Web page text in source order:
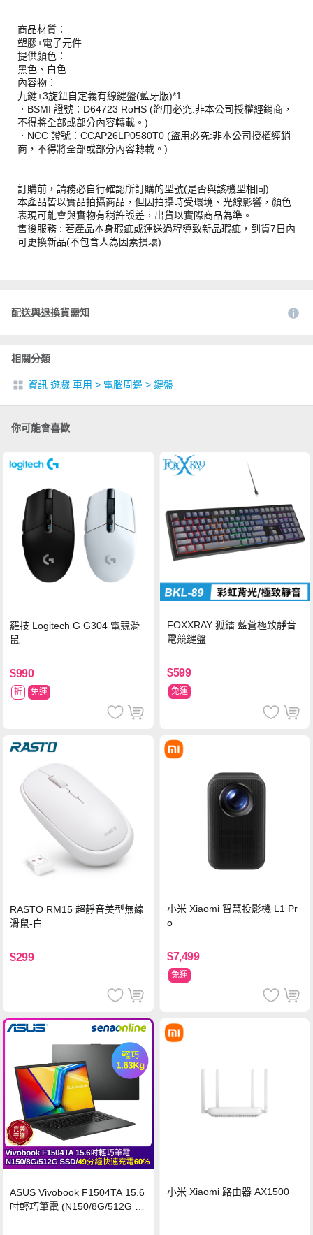
商品材質：
塑膠+電子元件
提供顏色：
黑色、白色
內容物：
九鍵+3旋鈕自定義有線鍵盤(藍牙版)*1
．BSMI 證號：D64723 RoHS (盜用必究:非本公司授權經銷商，
不得將全部或部分內容轉載。)
．NCC 證號：CCAP26LP0580T0 (盜用必究:非本公司授權經銷
商，不得將全部或部分內容轉載。)
訂購前，請務必自行確認所訂購的型號(是否與該機型相同)
本產品皆以實品拍攝商品，但因拍攝時受環境、光線影響，顏色
表現可能會與實物有稍許誤差，出貨以實際商品為準。
售後服務 : 若產品本身瑕疵或運送過程導致新品瑕疵，到貨7日內
可更換新品(不包含人為因素損壞)
配送與退換貨需知
相關分類
資訊 遊戲 車用 > 電腦周邊 > 鍵盤
你可能會喜歡
羅技 Logitech G G304 電競滑
鼠
$990
折 免運
FOXXRAY 狐鐳 藍蒼極致靜音
電競鍵盤
$599
免運
RASTO RM15 超靜音美型無線
滑鼠-白
$299
小米 Xiaomi 智慧投影機 L1 Pr
o
$7,499
免運
ASUS Vivobook F1504TA 15.6
吋輕巧筆電 (N150/8G/512G S
小米 Xiaomi 路由器 AX1500